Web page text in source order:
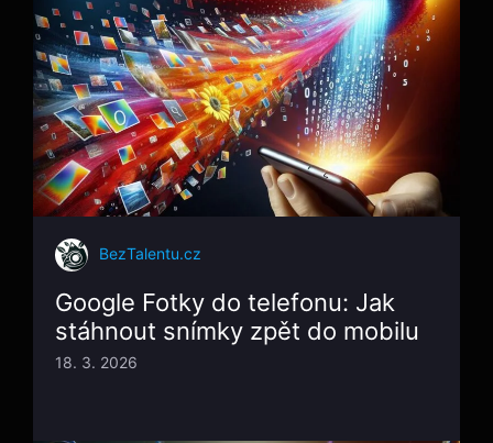
BezTalentu.cz
Google Fotky do telefonu: Jak
stáhnout snímky zpět do mobilu
18. 3. 2026